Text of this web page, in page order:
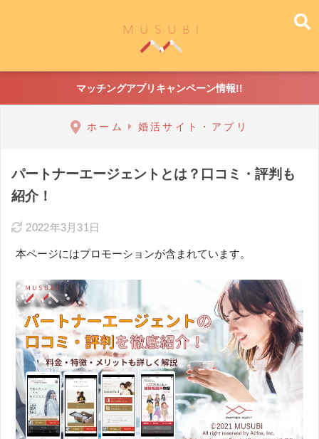
マッチングアプリキャンペーン情報!!
ホーム 婚活サイト・アプリ
パートナーエージェントとは？口コミ・評判も
紹介！
2022年3月31日
本ページにはプロモーションが含まれています。